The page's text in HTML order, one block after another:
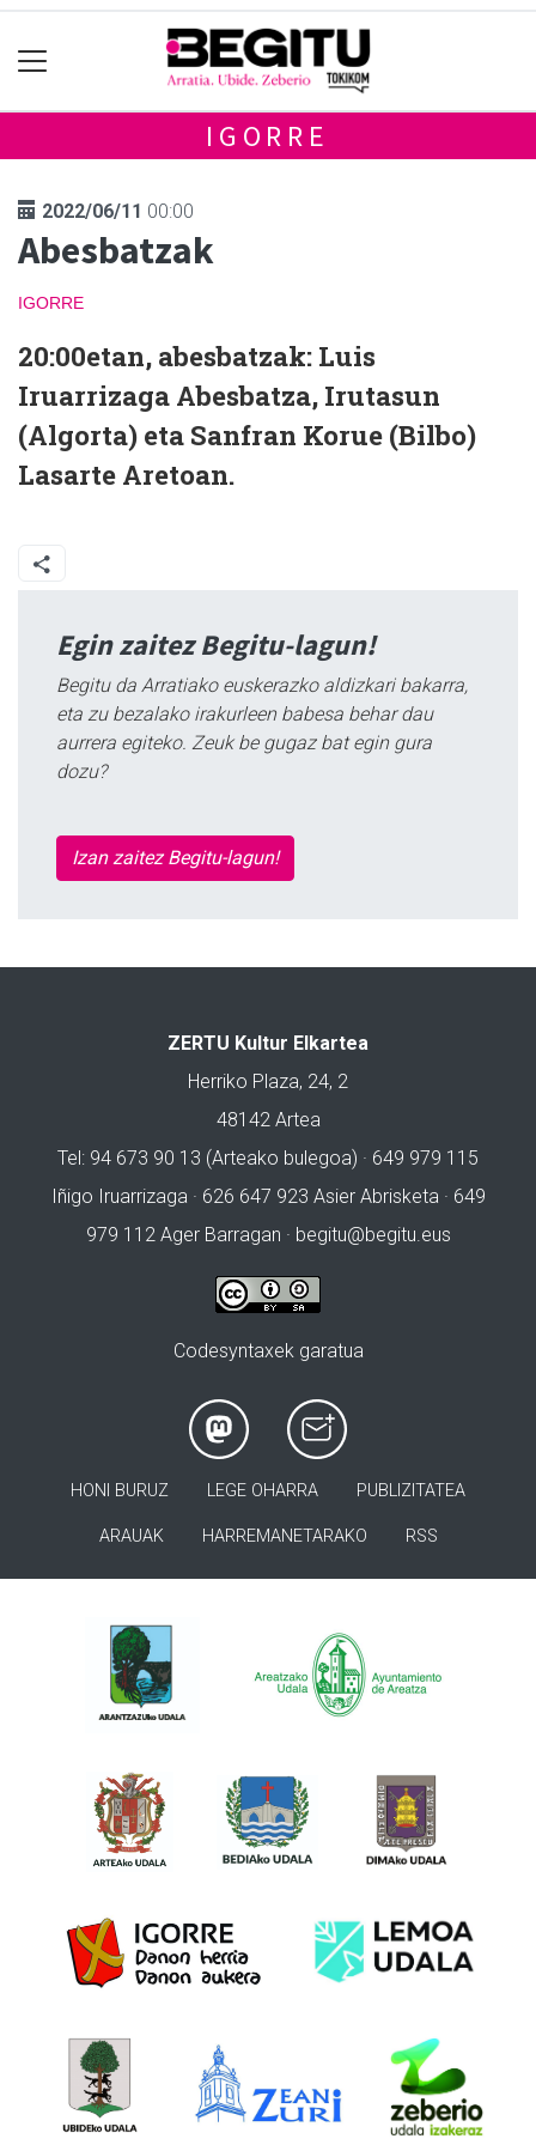
IGORRE
2022/06/11 00:00
Abesbatzak
IGORRE
20:00etan, abesbatzak: Luis
Iruarrizaga Abesbatza, Irutasun
(Algorta) eta Sanfran Korue (Bilbo)
Lasarte Aretoan.
Egin zaitez Begitu-lagun!
Begitu da Arratiako euskerazko aldizkari bakarra,
eta zu bezalako irakurleen babesa behar dau
aurrera egiteko. Zeuk be gugaz bat egin gura
dozu?
Izan zaitez Begitu-lagun!
ZERTU Kultur Elkartea
Herriko Plaza, 24, 2
48142 Artea
Tel: 94 673 90 13 (Arteako bulegoa) · 649 979 115
Iñigo Iruarrizaga · 626 647 923 Asier Abrisketa · 649
979 112 Ager Barragan · begitu@begitu.eus
Codesyntaxek garatua
HONI BURUZ LEGE OHARRA PUBLIZITATEA
ARAUAK HARREMANETARAKO RSS